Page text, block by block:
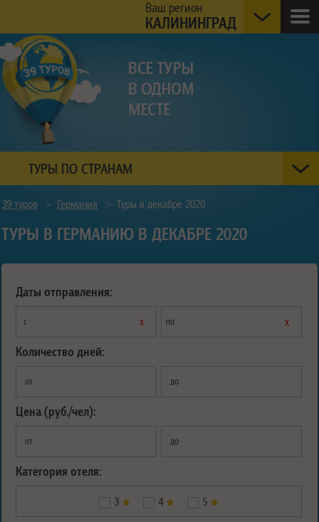
Ваш регион
КАЛИНИНГРАД
ТУРЫ ПО СТРАНАМ
39 туров > Германия > Туры в декабре 2020
ТУРЫ В ГЕРМАНИЮ В ДЕКАБРЕ 2020
Даты отправления:
с х по х
Количество дней:
от до
Цена (руб./чел):
от до
Категория отеля:
3 4 5